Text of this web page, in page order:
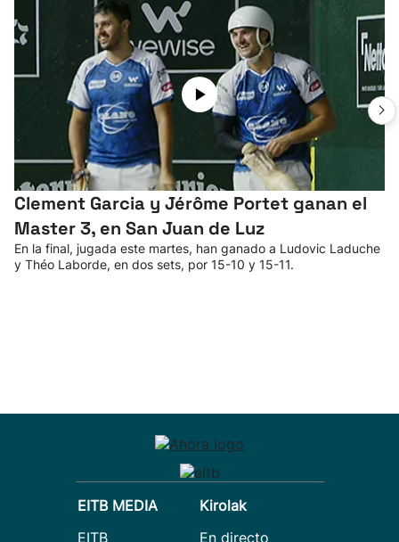
Clement Garcia y Jérôme Portet ganan el
Master 3, en San Juan de Luz
En la final, jugada este martes, han ganado a Ludovic Laduche
y Théo Laborde, en dos sets, por 15-10 y 15-11.
EITB MEDIA
EITB
Kirolak
En directo